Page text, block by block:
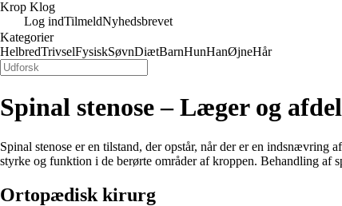
Krop Klog
Log indTilmeldNyhedsbrevet
Kategorier
HelbredTrivselFysiskSøvnDiætBarnHunHanØjneHår
Spinal stenose – Læger og
Spinal stenose er en tilstand, der opstår, når der er en indsnævring
styrke og funktion i de berørte områder af kroppen. Behandling af
Ortopædisk kirurg